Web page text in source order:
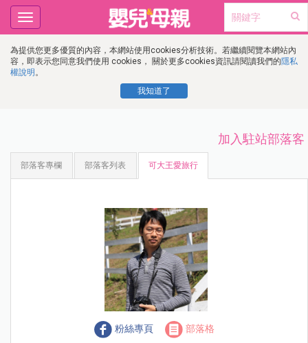
為提供您更多優質的內容，本網站使用cookies分析技術。若繼續閱覽本網站內
容，即表示您同意我們使用 cookies， 關於更多cookies資訊請閱讀我們的隱私
權說明 。
我知道了
Toggle
navigation
加入駐站部落客
部落客專欄 部落客列表 可大王愛旅行
粉絲專頁 部落格